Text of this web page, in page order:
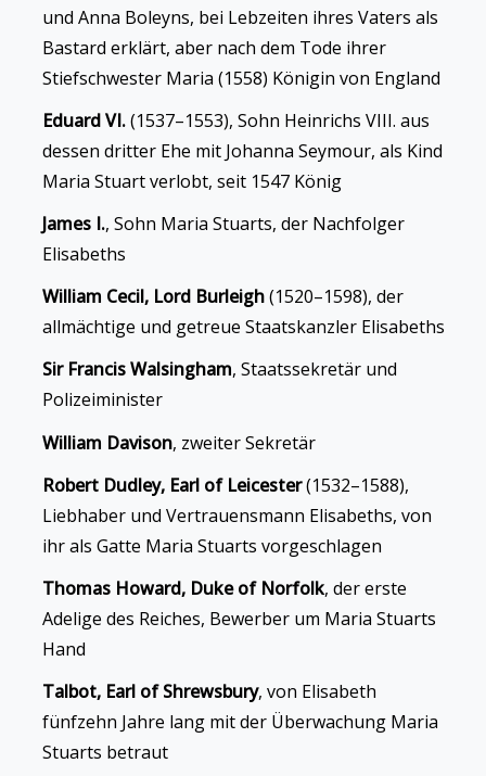
und Anna Boleyns, bei Lebzeiten ihres Vaters als
Bastard erklärt, aber nach dem Tode ihrer
Stiefschwester Maria (1558) Königin von England
Eduard VI.(1537–1553), Sohn Heinrichs VIII. aus
dessen dritter Ehe mit Johanna Seymour, als Kind
Maria Stuart verlobt, seit 1547 König
James I., Sohn Maria Stuarts, der Nachfolger
Elisabeths
William Cecil, Lord Burleigh(1520–1598), der
allmächtige und getreue Staatskanzler Elisabeths
Sir Francis Walsingham, Staatssekretär und
Polizeiminister
William Davison, zweiter Sekretär
Robert Dudley, Earl of Leicester(1532–1588),
Liebhaber und Vertrauensmann Elisabeths, von
ihr als Gatte Maria Stuarts vorgeschlagen
Thomas Howard, Duke of Norfolk, der erste
Adelige des Reiches, Bewerber um Maria Stuarts
Hand
Talbot, Earl of Shrewsbury, von Elisabeth
fünfzehn Jahre lang mit der Überwachung Maria
Stuarts betraut